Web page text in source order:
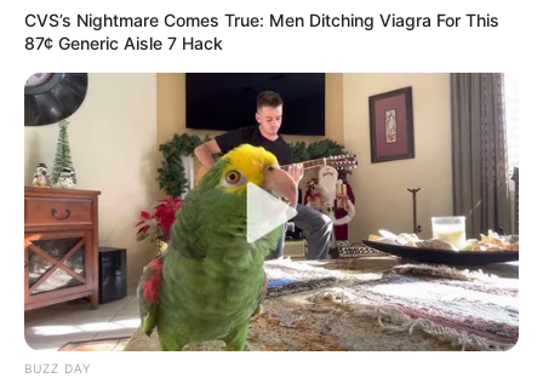
CVS’s Nightmare Comes True: Men Ditching Viagra For This
87¢ Generic Aisle 7 Hack
BUZZ DAY